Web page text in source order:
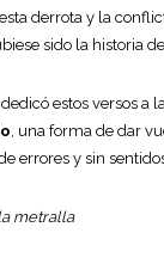
derrota y la
sido la historia
dedicó estos versos a la
, una forma de dar
errores y sin
metralla